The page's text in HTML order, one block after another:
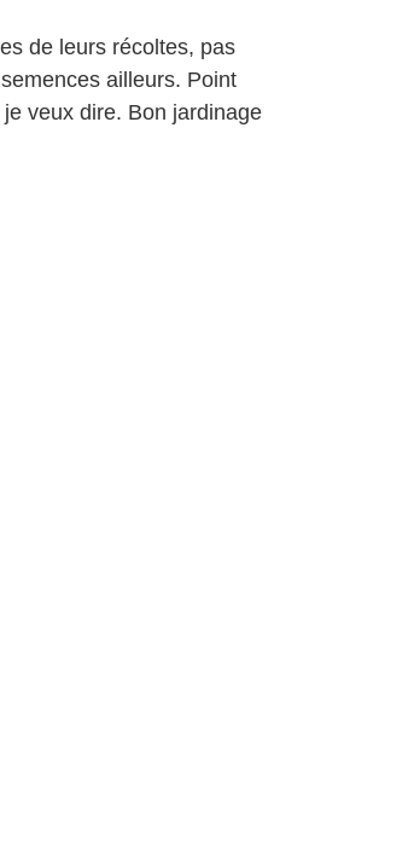
de leurs récoltes, pas
ailleurs. Point
veux dire. Bon jardinage